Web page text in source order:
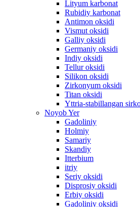
Lityum karbonat
Rubidiy karbonat
Antimon oksidi
Vismut oksidi
Galliy oksidi
Germaniy oksidi
Indiy oksidi
Tellur oksidi
Silikon oksidi
Zirkonyum oksidi
Titan oksidi
Yttria-stabillangan
Noyob Yer
Gadoliniy
Holmiy
Samariy
Skandiy
Itterbium
itriy
Seriy oksidi
Disprosiy oksidi
Erbiy oksidi
Gadoliniy oksidi